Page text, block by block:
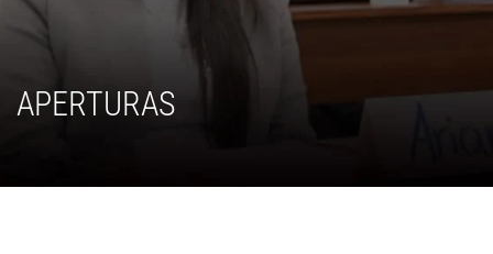
APERTURAS